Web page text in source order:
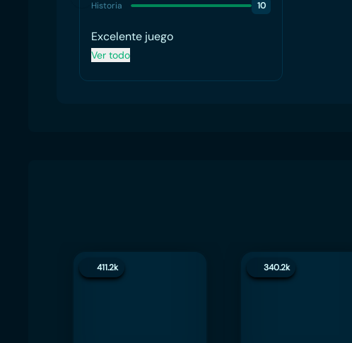
Historia
10
Excelente juego
Ver todo
411.2k 340.2k